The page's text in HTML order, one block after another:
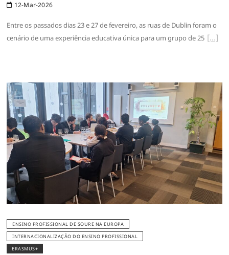
12-Mar-2026
Entre os passados dias 23 e 27 de fevereiro, as ruas de Dublin foram o
cenário de uma experiência educativa única para um grupo de 25
ENSINO PROFISSIONAL DE SOURE NA EUROPA
INTERNACIONALIZAÇÃO DO ENSINO PROFISSIONAL
ERASMUS+